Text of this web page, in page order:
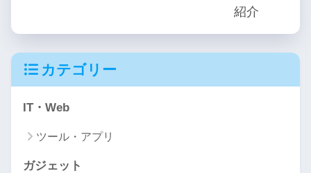
カテゴリー
IT・Web
ツール・アプリ
ガジェット